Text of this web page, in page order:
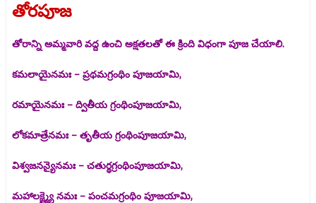
తోరపూజ
తోరాన్ని అమ్మవారి వద్ద ఉంచి అక్షతలతో ఈ క్రింది విధంగా పూజ చేయాలి.
కమలాయైనమః – ప్రథమగ్రంథిం పూజయామి,
రమాయైనమః – ద్వితీయ గ్రంథింపూజయామి,
లోకమాత్రేనమః – తృతీయ గ్రంథింపూజయామి,
విశ్వజనన్యైనమః – చతుర్థగ్రంథింపూజయామి,
మహాలక్ష్మ్యై నమః – పంచమగ్రంథిం పూజయామి,